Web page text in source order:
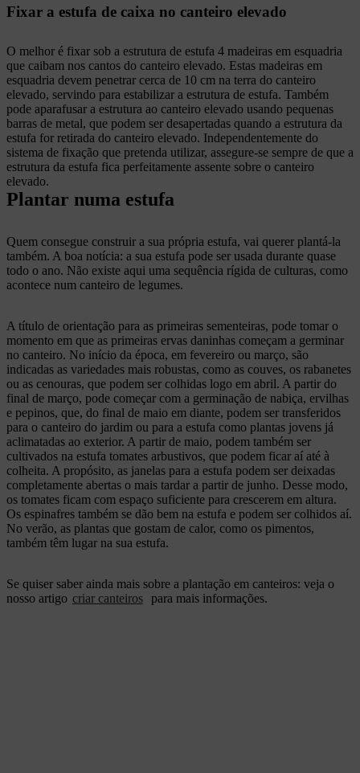
Fixar a estufa de caixa no canteiro elevado
O melhor é fixar sob a estrutura de estufa 4 madeiras em esquadria
que caibam nos cantos do canteiro elevado. Estas madeiras em
esquadria devem penetrar cerca de 10 cm na terra do canteiro
elevado, servindo para estabilizar a estrutura de estufa. Também
pode aparafusar a estrutura ao canteiro elevado usando pequenas
barras de metal, que podem ser desapertadas quando a estrutura da
estufa for retirada do canteiro elevado. Independentemente do
sistema de fixação que pretenda utilizar, assegure-se sempre de que a
estrutura da estufa fica perfeitamente assente sobre o canteiro
elevado.
Plantar numa estufa
Quem consegue construir a sua própria estufa, vai querer plantá-la
também. A boa notícia: a sua estufa pode ser usada durante quase
todo o ano. Não existe aqui uma sequência rígida de culturas, como
acontece num canteiro de legumes.
A título de orientação para as primeiras sementeiras, pode tomar o
momento em que as primeiras ervas daninhas começam a germinar
no canteiro. No início da época, em fevereiro ou março, são
indicadas as variedades mais robustas, como as couves, os rabanetes
ou as cenouras, que podem ser colhidas logo em abril. A partir do
final de março, pode começar com a germinação de nabiça, ervilhas
e pepinos, que, do final de maio em diante, podem ser transferidos
para o canteiro do jardim ou para a estufa como plantas jovens já
aclimatadas ao exterior. A partir de maio, podem também ser
cultivados na estufa tomates arbustivos, que podem ficar aí até à
colheita. A propósito, as janelas para a estufa podem ser deixadas
completamente abertas o mais tardar a partir de junho. Desse modo,
os tomates ficam com espaço suficiente para crescerem em altura.
Os espinafres também se dão bem na estufa e podem ser colhidos aí.
No verão, as plantas que gostam de calor, como os pimentos,
também têm lugar na sua estufa.
Se quiser saber ainda mais sobre a plantação em canteiros: veja o
nosso artigo criar canteiros para mais informações.